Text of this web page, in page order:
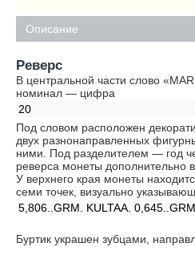
Описание
Реверс
В центральной части слово
номинал — цифра
20
Под словом расположен
двух разнонаправленных
ними. Под разделителем — год
реверса монеты дополнительно
У верхнего края монеты
семи точек, визуально
5,806..GRM. KULTAA.
Буртик украшен зубцами,